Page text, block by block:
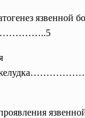
язвенной